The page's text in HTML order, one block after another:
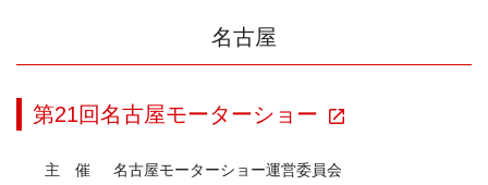
名古屋
第21回名古屋モーターショー
主 催
名古屋モーターショー運営委員会